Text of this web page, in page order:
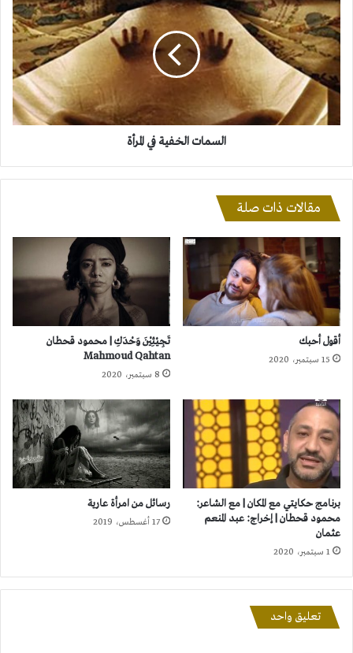
الخفية
في
المرأة
السمات الخفية في المرأة
مقالات ذات صلة
أقول أحبك
15 سبتمبر، 2020
تَجِيْئِيْنَ وَحْدَكِ | محمود قحطان
Mahmoud Qahtan
8 سبتمبر، 2020
برنامج حكايتي مع المكان | مع الشاعر:
محمود قحطان | إخراج: عبد المنعم
عثمان
1 سبتمبر، 2020
رسائل من امرأة عارية
17 أغسطس، 2019
تعليق واحد